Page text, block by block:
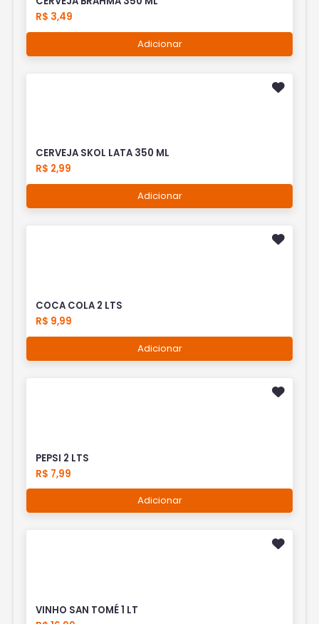
R$ 3,49
Adicionar
CERVEJA SKOL LATA 350 ML
R$ 2,99
Adicionar
COCA COLA 2 LTS
R$ 9,99
Adicionar
PEPSI 2 LTS
R$ 7,99
Adicionar
VINHO SAN TOMÉ 1 LT